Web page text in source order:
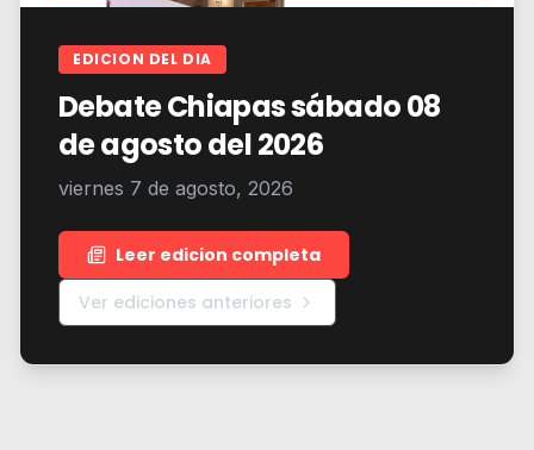
EDICION DEL DIA
Debate Chiapas sábado 08
de agosto del 2026
viernes 7 de agosto, 2026
Leer edicion completa
Ver ediciones anteriores